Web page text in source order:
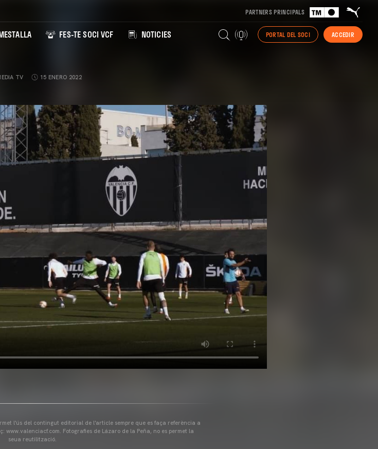
PARTNERS PRINCIPALS
FES-TE SOCI VCF NOTICIES PORTAL DEL SOCI ACCEDIR
TV 15 ENERO 2022
l'ús del contingut editorial de l'article sempre que es faça referència a
www.valenciacf.com. Fotografies de Lázaro de la Peña, no es permet la
seua reutilització.